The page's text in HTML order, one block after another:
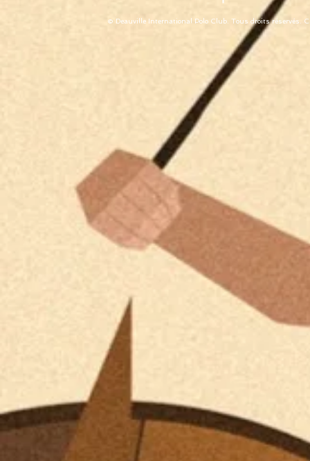
© Deauville International Polo Club. Tous droits réservés.